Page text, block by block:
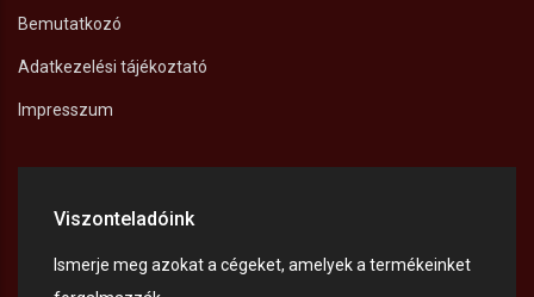
Bemutatkozó
Adatkezelési tájékoztató
Impresszum
Viszonteladóink
Ismerje meg azokat a cégeket, amelyek a termékeinket